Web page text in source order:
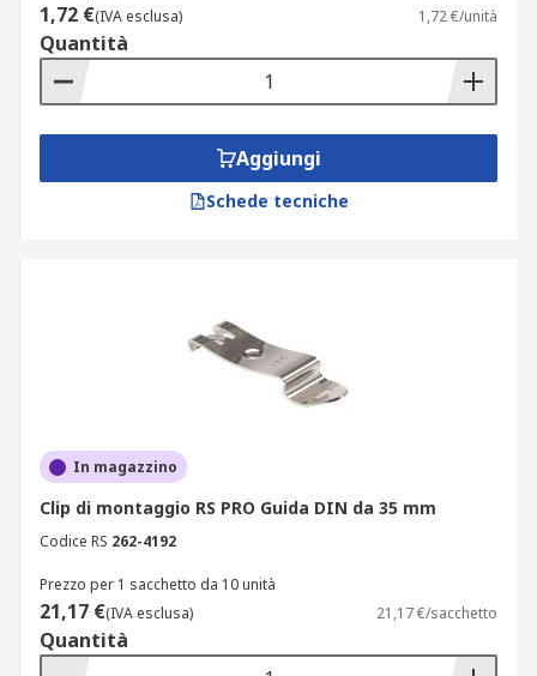
1,72 €(IVA esclusa) 1,72 €/unità
Quantità
Aggiungi
Schede tecniche
In magazzino
Clip di montaggio RS PRO Guida DIN da 35 mm
Codice RS 262-4192
Prezzo per 1 sacchetto da 10 unità
21,17 €(IVA esclusa) 21,17 €/sacchetto
Quantità